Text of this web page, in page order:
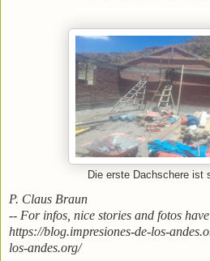
Die erste Dachschere ist
P. Claus Braun
-- For infos, nice stories and fotos
https://blog.impresiones-de-los-
los-andes.org/